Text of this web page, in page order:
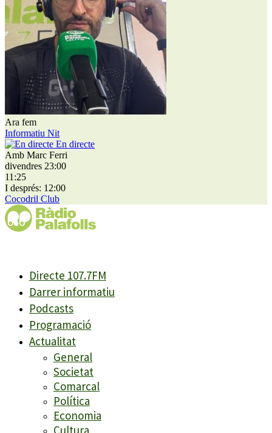
Ara fem
Informatiu Nit
En directe
Amb Marc Ferri
divendres 23:00
11:25
I després: 12:00
Cocodril Club
Directe 107.7FM
Darrer informatiu
Podcasts
Programació
Actualitat
General
Societat
Comarcal
Política
Economia
Cultura